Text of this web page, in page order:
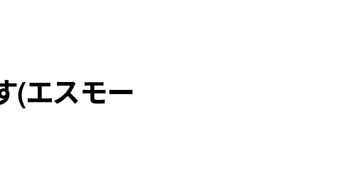
(エスモー